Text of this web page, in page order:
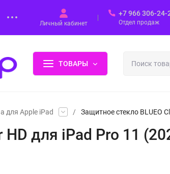
Личный кабинет
+7 966 306-24-
Отдел продаж
ТОВАРЫ
для Apple iPad / Защитное стекло BLUEO
HD для iPad Pro 11